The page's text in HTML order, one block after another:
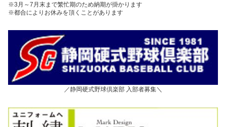
※3月～7月末まで繁忙期のため納期が掛かります
※都合によりお休みを頂くことがあります
／静岡硬式野球倶楽部 入部者募集＼